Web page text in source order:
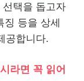
택을 돕고자
징 등을 상세
공합니다.
라면 꼭 읽어